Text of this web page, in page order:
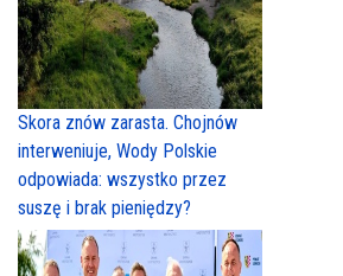
Skora znów zarasta. Chojnów
interweniuje, Wody Polskie
odpowiada: wszystko przez
suszę i brak pieniędzy?